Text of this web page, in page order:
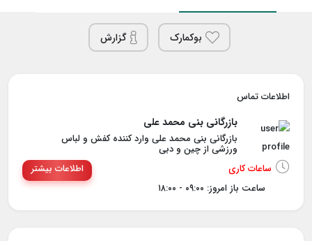
بوکمارک گزارش
اطلاعات تماس
بازرگانی بنی محمد علی
بازرگانی بنی محمد علی وارد کننده کفش و لباس
ورزشی از چین و دبی
ساعات کاری
ساعت باز امروز: ۰۹:۰۰ - ۱۸:۰۰
اطلاعات بیشتر